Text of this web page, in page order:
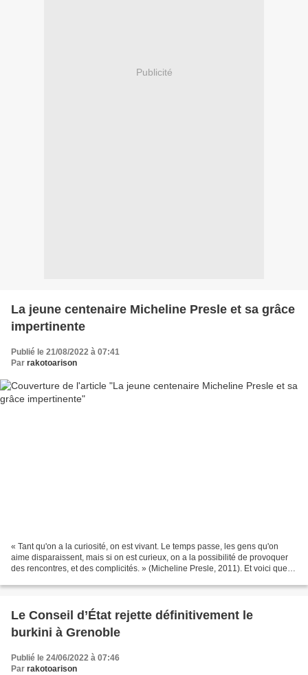
Publicité
La jeune centenaire Micheline Presle et sa grâce
impertinente
Publié le 21/08/2022 à 07:41
Par rakotoarison
« Tant qu'on a la curiosité, on est vivant. Le temps passe, les gens qu'on
aime disparaissent, mais si on est curieux, on a la possibilité de provoquer
des rencontres, et des complicités. » (Micheline Presle, 2011). Et voici que
Le Conseil d’État rejette définitivement le
burkini à Grenoble
Publié le 24/06/2022 à 07:46
Par rakotoarison